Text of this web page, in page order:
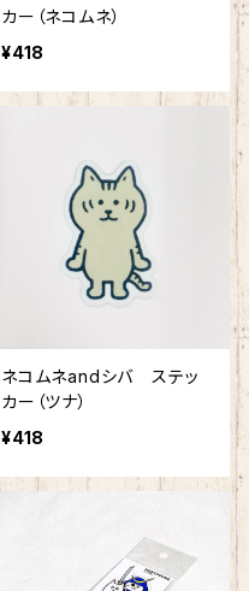
カー（ネコムネ）
¥418
ネコムネandシバ ステッ
カー（ツナ）
¥418